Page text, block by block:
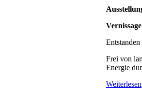
Frei von
Energie
Weiterlesen